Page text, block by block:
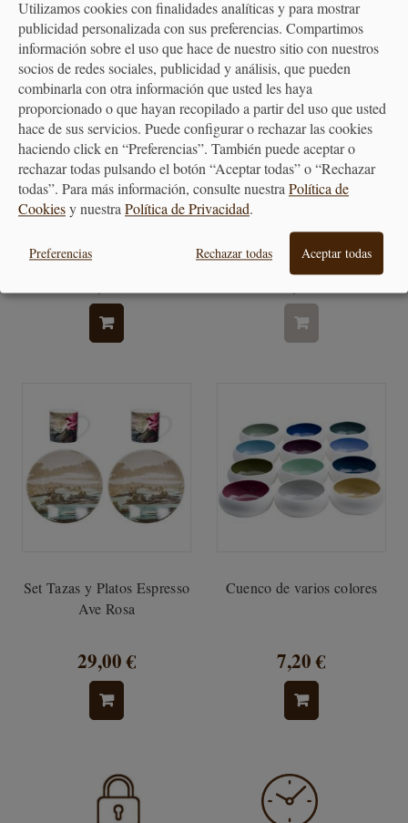
Cuenco de porcelana pez con
Plato Calabaza Le Creuset
Pequeño - Varios...
13,00 €
Set Tazas y Platos Espresso
Ave Rosa
29,00 €
Cuenco de varios colores
7,20 €
Utilizamos cookies con finalidades analíticas y para mostrar
publicidad personalizada con sus preferencias. Compartimos
información sobre el uso que hace de nuestro sitio con nuestros
socios de redes sociales, publicidad y análisis, que pueden
combinarla con otra información que usted les haya
proporcionado o que hayan recopilado a partir del uso que usted
hace de sus servicios. Puede configurar o rechazar las cookies
haciendo click en “Preferencias”. También puede aceptar o
rechazar todas pulsando el botón “Aceptar todas” o “Rechazar
todas”. Para más información, consulte nuestraPolítica de
Cookiesy nuestraPolítica de Privacidad.
Preferencias Rechazar todas Aceptar todas